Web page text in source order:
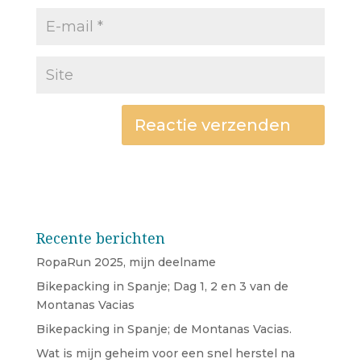
Recente berichten
RopaRun 2025, mijn deelname
Bikepacking in Spanje; Dag 1, 2 en 3 van de
Montanas Vacias
Bikepacking in Spanje; de Montanas Vacias.
Wat is mijn geheim voor een snel herstel na